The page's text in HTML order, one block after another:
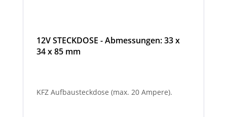
12V STECKDOSE - Abmessungen: 33 x
34 x 85 mm
KFZ Aufbausteckdose (max. 20 Ampere).